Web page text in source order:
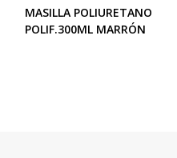
MASILLA POLIURETANO
POLIF.300ML MARRÓN